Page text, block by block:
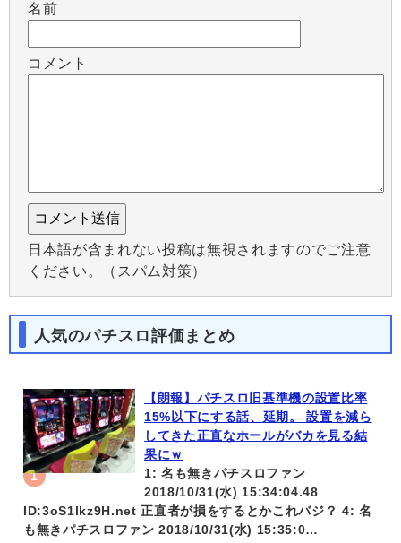
名前
コメント
日本語が含まれない投稿は無視されますのでご注意
ください。（スパム対策）
人気のパチスロ評価まとめ
【朗報】パチスロ旧基準機の設置比率
15%以下にする話、延期。 設置を減ら
してきた正直なホールがバカを見る結
果にｗ
1: 名も無きパチスロファン
2018/10/31(水) 15:34:04.48
ID:3oS1lkz9H.net 正直者が損をするとかこれバジ？ 4: 名
も無きパチスロファン 2018/10/31(水) 15:35:0…